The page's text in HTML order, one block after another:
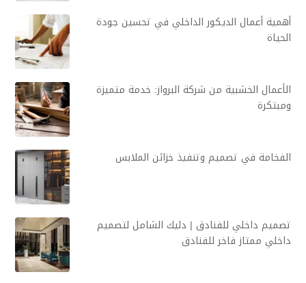
أهمية أعمال الديكور الداخلي في تحسين جودة
الحياة
الأعمال الخشبية من شركة البرواز: خدمة متميزة
ومبتكرة
الفخامة في تصميم وتنفيذ خزائن الملابس
تصميم داخلي للفنادق | دليك الشامل لتصميم
داخلي ممتاز فاخر للفنادق